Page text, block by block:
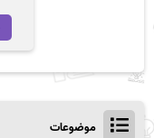
موضوعات